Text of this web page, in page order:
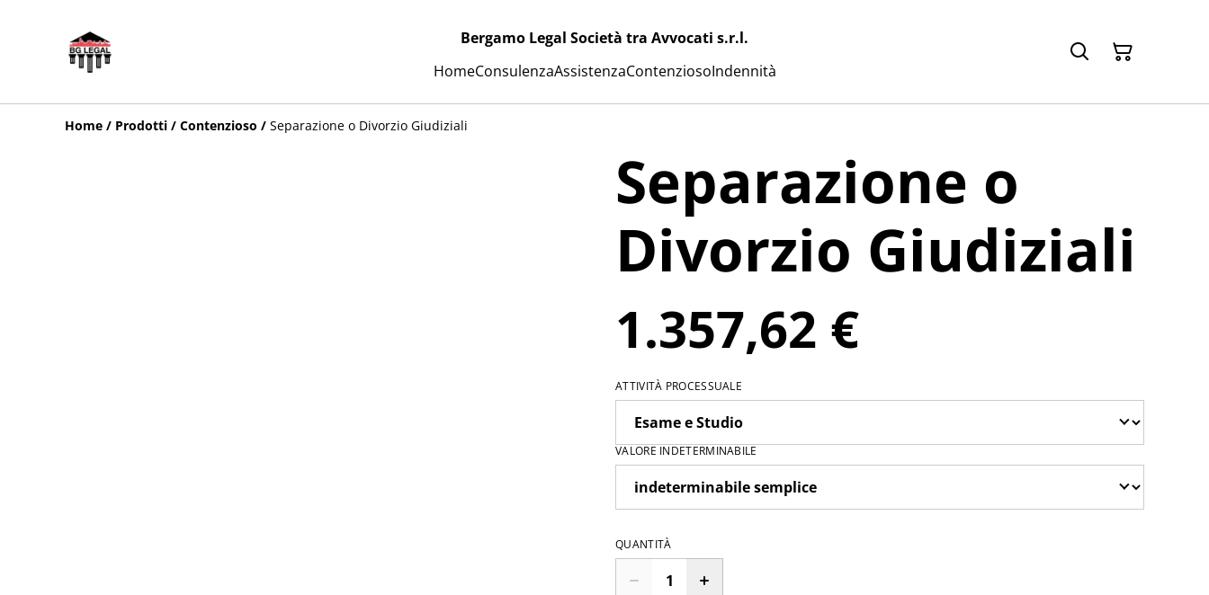
Bergamo Legal Società tra Avvocati s.r.l.
HomeConsulenzaAssistenzaContenziosoIndennità
Home / Prodotti / Contenzioso / Separazione o Divorzio Giudiziali
Separazione o
Divorzio Giudiziali
1.357,62 €
ATTIVITÀ PROCESSUALE
VALORE INDETERMINABILE
QUANTITÀ